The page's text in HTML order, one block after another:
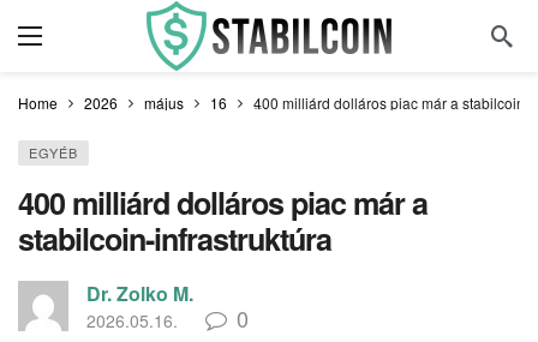
Home 2026 május 16 400 milliárd dolláros piac már a stabilcoin-
EGYÉB
400 milliárd dolláros piac már a
stabilcoin-infrastruktúra
Dr. Zolko M.
2026.05.16. 0